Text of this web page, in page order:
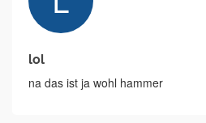
lol
na das ist ja wohl hammer